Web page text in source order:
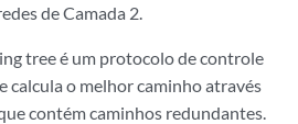
de Camada 2.
tree é um protocolo de controle
calcula o melhor caminho através
contém caminhos redundantes.